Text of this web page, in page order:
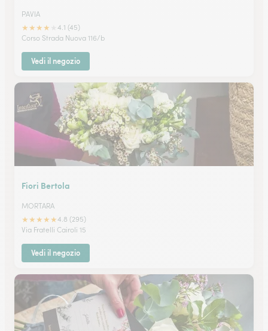
PAVIA
★★★★
4.1 (45)
Corso Strada Nuova 116/b
Vedi il negozio
Fiori Bertola
MORTARA
★★★★★4.8 (295)
Via Fratelli Cairoli 15
Vedi il negozio